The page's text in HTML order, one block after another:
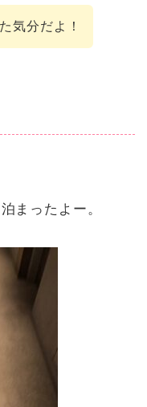
気分だよ！
まったよー。